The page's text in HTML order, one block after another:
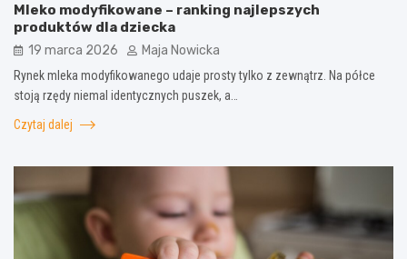
Mleko modyfikowane – ranking najlepszych
produktów dla dziecka
19 marca 2026 Maja Nowicka
Rynek mleka modyfikowanego udaje prosty tylko z zewnątrz. Na półce
stoją rzędy niemal identycznych puszek, a…
Czytaj dalej